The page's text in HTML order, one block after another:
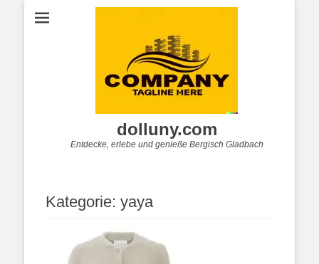
dolluny.com
Entdecke, erlebe und genieße Bergisch Gladbach
Kategorie: yaya